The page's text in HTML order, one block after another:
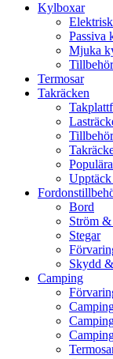
Kylboxar
Passiva
Mjuka
Tillbehör
Termosar
Takräcken
Upptäck
Bord
Ström
Stegar
Skydd
Camping